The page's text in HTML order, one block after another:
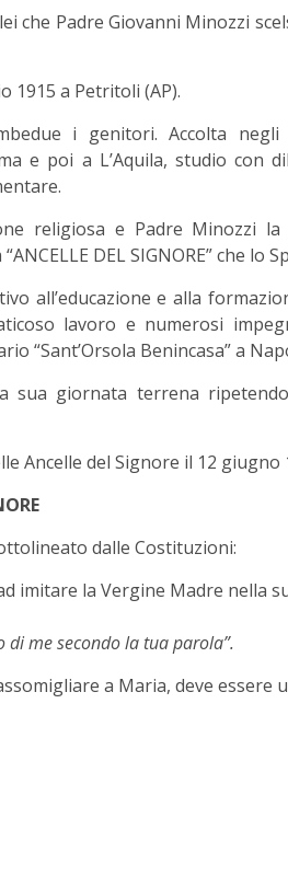
che Padre Giovanni Minozzi
1915 a Petritoli (AP).
i genitori. Accolta
e poi a L’Aquila, studio con
religiosa e Padre Minozzi
DEL SIGNORE” che
all’educazione e alla
lavoro e numerosi
“Sant’Orsola Benincasa” a
sua giornata terrena
Ancelle del Signore il 12 giugno
dalle Costituzioni:
imitare la Vergine Madre nella
di me secondo la tua parola”.
a Maria, deve essere